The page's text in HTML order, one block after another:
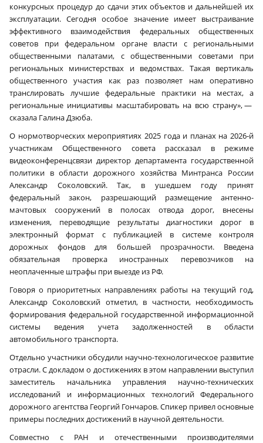
конкурсных процедур до сдачи этих объектов и дальнейшей их
эксплуатации. Сегодня особое значение имеет выстраивание
эффективного взаимодействия федеральных общественных
советов при федеральном органе власти с региональными
общественными палатами, с общественными советами при
региональных министерствах и ведомствах. Такая вертикаль
общественного участия как раз позволяет нам оперативно
транслировать лучшие федеральные практики на местах, а
региональные инициативы масштабировать на всю страну», —
сказала Галина Дзюба.
О нормотворческих мероприятиях 2025 года и планах на 2026‑й
участникам Общественного совета рассказал в режиме
видеоконференцсвязи директор департамента государственной
политики в области дорожного хозяйства Минтранса России
Александр Соколовский. Так, в ушедшем году принят
федеральный закон, разрешающий размещение антенно-
мачтовых сооружений в полосах отвода дорог, внесены
изменения, переводящие результаты диагностики дорог в
электронный формат с публикацией в системе контроля
дорожных фондов для большей прозрачности. Введена
обязательная проверка иностранных перевозчиков на
неоплаченные штрафы при выезде из РФ.
Говоря о приоритетных направлениях работы на текущий год,
Александр Соколовский отметил, в частности, необходимость
формирования федеральной государственной информационной
системы ведения учета задолженностей в области
автомобильного транспорта.
Отдельно участники обсудили научно-технологическое развитие
отрасли. С докладом о достижениях в этом направлении выступил
заместитель начальника управления научно-технических
исследований и информационных технологий Федерального
дорожного агентства Георгий Гончаров. Спикер привел основные
примеры последних достижений в научной деятельности.
Совместно с РАН и отечественными производителями